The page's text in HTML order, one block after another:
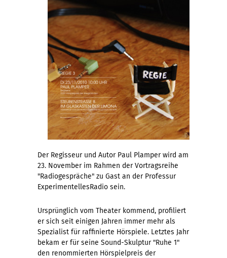
Der Regisseur und Autor Paul Plamper wird am
23. November im Rahmen der Vortragsreihe
"Radiogespräche" zu Gast an der Professur
ExperimentellesRadio sein.
Ursprünglich vom Theater kommend, profiliert
er sich seit einigen Jahren immer mehr als
Spezialist für raffinierte Hörspiele. Letztes Jahr
bekam er für seine Sound-Skulptur "Ruhe 1"
den renommierten Hörspielpreis der